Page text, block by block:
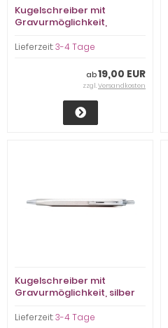
Kugelschreiber mit
Gravurmöglichkeit,
Lieferzeit:3-4 Tage
ab19,00 EUR
zzgl.Versandkosten
Kugelschreiber mit
Gravurmöglichkeit, silber
Lieferzeit:3-4 Tage